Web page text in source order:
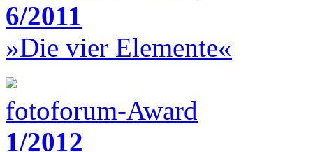
6/2011
»Die vier Elemente«
fotoforum-Award
1/2012